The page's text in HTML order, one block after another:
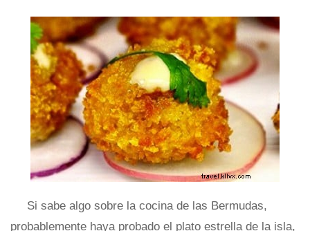
Si sabe algo sobre la cocina de las Bermudas,
probablemente haya probado el plato estrella de la isla,